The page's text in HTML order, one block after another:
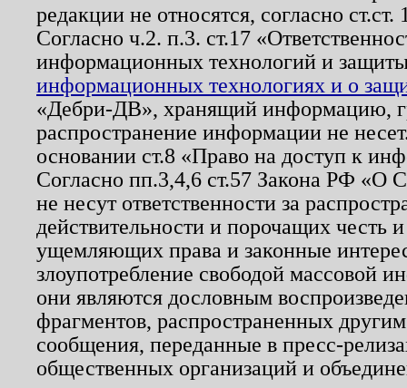
редакции не относятся, согласно
Согласно ч.2. п.3. ст.17
информационных технологий и
информационных технологиях и о
«Дебри-ДВ», хранящий информацию,
распространение информации не
основании ст.8 «Право на доступ к
Согласно пп.3,4,6 ст.57 Закона РФ «О
не несут ответственности за
действительности и порочащих честь
ущемляющих права и законные
злоупотребление свободой массовой
они являются дословным
фрагментов, распространенных
сообщения, переданные в пресс-
общественных организаций и